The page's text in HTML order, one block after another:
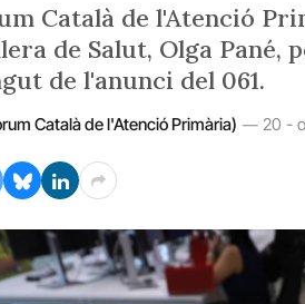
Català de l'Atenció
de Salut, Olga Pané,
de l'anunci del 061.
Català de l'Atenció Primària) 20 -